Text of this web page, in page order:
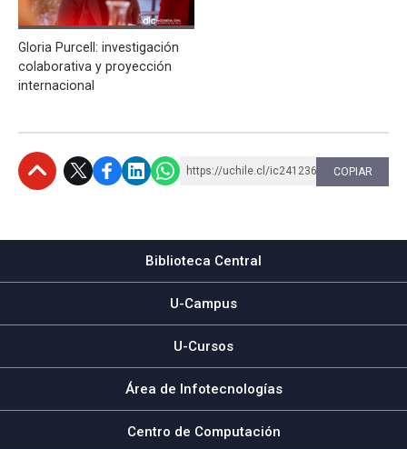
Gloria Purcell: investigación
colaborativa y proyección
internacional
https://uchile.cl/ic241236 COPIAR
Biblioteca Central
U-Campus
U-Cursos
Área de Infotecnologías
Centro de Computación